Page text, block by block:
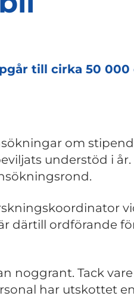
till cirka 50 000
om
understöd i
därtill ordförande
noggrant. Tack
har utskottet